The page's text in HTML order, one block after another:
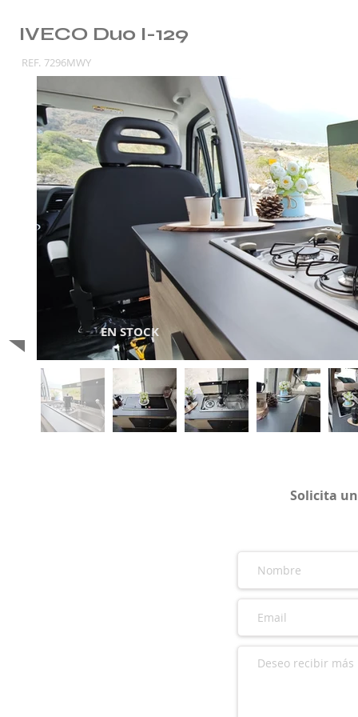
IVECO Duo I-129
REF. 7296MWY
EN STOCK
Solicita